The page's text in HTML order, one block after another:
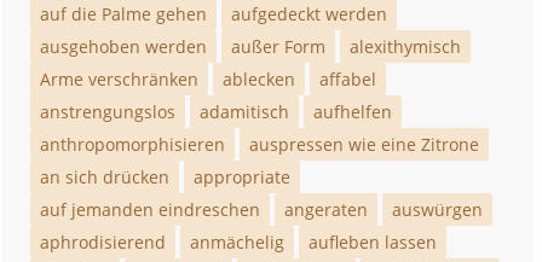
auf die Palme gehen
aufgedeckt werden
ausgehoben werden
außer Form
alexithymisch
Arme verschränken
ablecken
affabel
anstrengungslos
adamitisch
aufhelfen
anthropomorphisieren
auspressen wie eine Zitrone
an sich drücken
appropriate
auf jemanden eindreschen
angeraten
auswürgen
aphrodisierend
anmächelig
aufleben lassen